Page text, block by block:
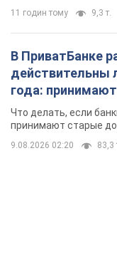
11 годин тому 9,3 т.
В ПриватБанке
действительны
года:
банки такие
Что делать, если
принимают старые
9.08.2026 02:20 83,3